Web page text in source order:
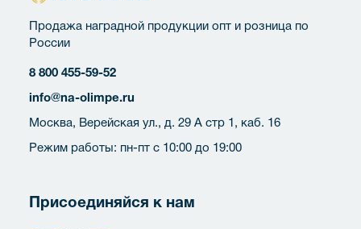
Продажа наградной продукции опт и розница по
России
8 800 455-59-52
info@na-olimpe.ru
Москва, Верейская ул., д. 29 А стр 1, каб. 16
Режим работы: пн-пт с 10:00 до 19:00
Присоединяйся к нам